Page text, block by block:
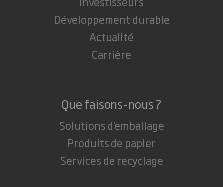
Développement durable
Actualité
Carrière
Que faisons-nous ?
Solutions d'emballage
Produits de papier
Services de recyclage